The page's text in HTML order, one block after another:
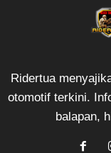
Ridertua
otomotif terkini.
balapan,